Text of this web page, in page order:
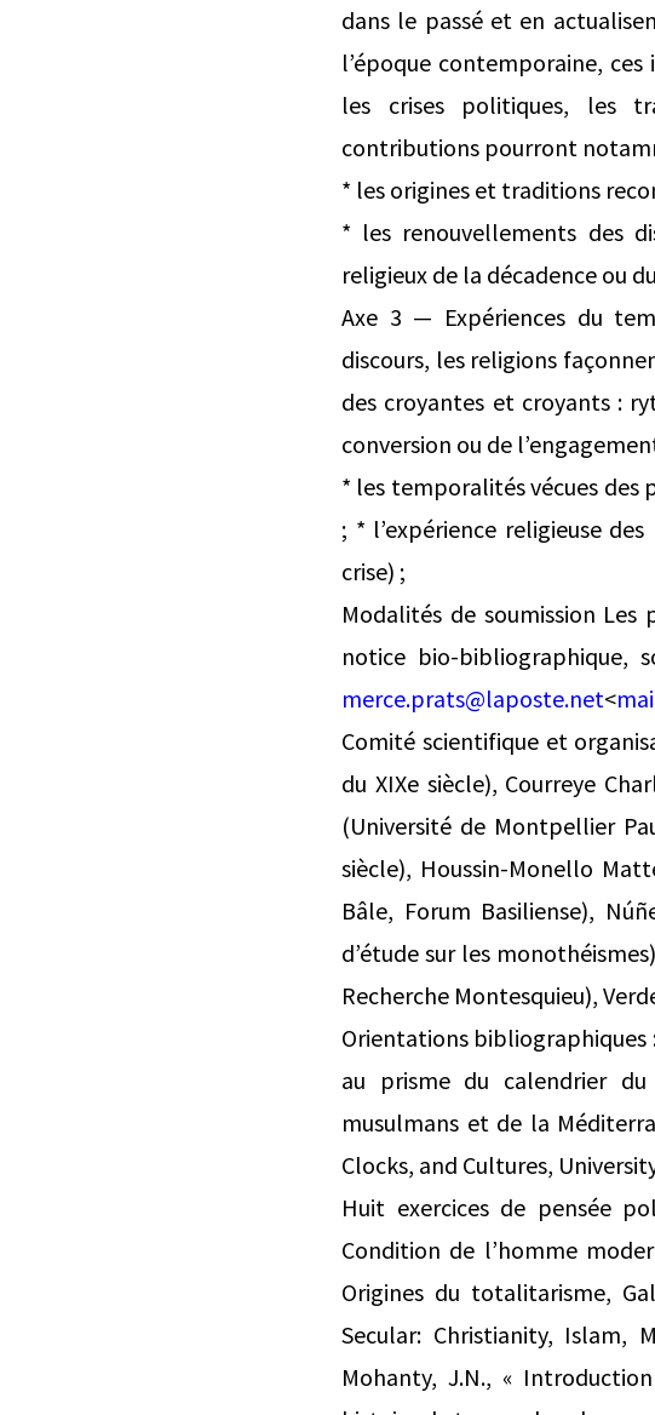
dans le passé et en
l’époque contemporaine,
les crises politiques, les
contributions pourront
* les origines et traditions
* les renouvellements des
religieux de la décadence ou
Axe 3 — Expériences du
discours, les religions
des croyantes et croyants :
conversion ou de
* les temporalités vécues des
; * l’expérience religieuse
crise) ;
Modalités de soumission
notice bio-bibliographique,
merce.prats@laposte.net<
Comité scientifique et
du XIXe siècle), Courreye
(Université de Montpellier
siècle), Houssin-Monello
Bâle, Forum Basiliense),
d’étude sur les
Recherche Montesquieu),
Orientations bibliographiques
au prisme du calendrier
musulmans et de la
Clocks, and Cultures,
Huit exercices de pensée
Condition de l’homme
Origines du totalitarisme,
Secular: Christianity, Islam,
Mohanty, J.N., «